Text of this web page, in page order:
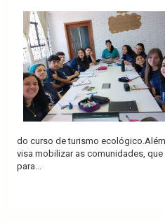
do curso de turismo
visa mobilizar as comunidades, que
para...